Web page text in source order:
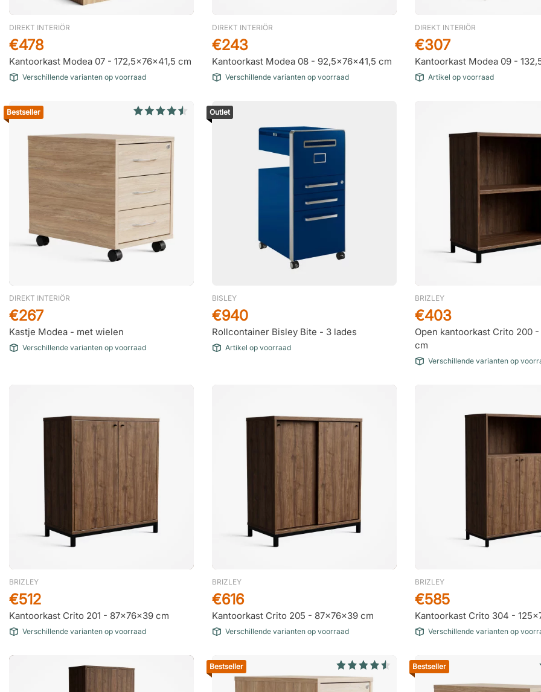
DIREKT INTERIÖR
Kantoorkast Modea 07 - 172,5x76x41,5 cm
€478
Verschillende varianten op voorraad
DIREKT INTERIÖR
Kantoorkast Modea 08 - 92,5x76x41,5 cm
€243
Verschillende varianten op voorraad
DIREKT INTERIÖR
Kantoorkast Modea 09 -
€307
Artikel op voorraad
Bestseller
DIREKT INTERIÖR
Kastje Modea - met wielen
€267
Verschillende varianten op voorraad
Outlet
BISLEY
Rollcontainer Bisley Bite - 3 lades
€940
Artikel op voorraad
BRIZLEY
Open kantoorkast Crito 200
cm
€403
Verschillende varianten op
BRIZLEY
Kantoorkast Crito 201 - 87x76x39 cm
€512
Verschillende varianten op voorraad
BRIZLEY
Kantoorkast Crito 205 - 87x76x39 cm
€616
Verschillende varianten op voorraad
BRIZLEY
Kantoorkast Crito 304 -
€585
Verschillende varianten op
Bestseller Bestseller